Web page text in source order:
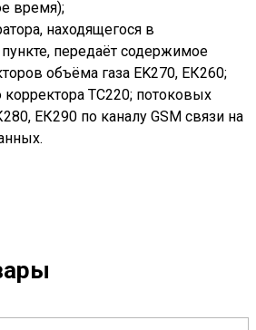
время);
находящегося в
передаёт содержимое
объёма газа EK270, ЕК260;
корректора ТС220; потоковых
ЕК290 по каналу GSM связи на